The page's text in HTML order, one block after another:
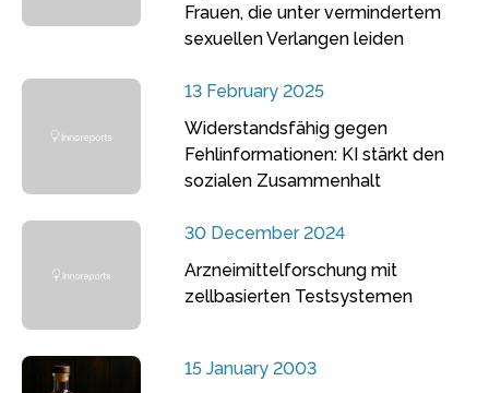
Frauen, die unter vermindertem
sexuellen Verlangen leiden
13 February 2025
Widerstandsfähig gegen
Fehlinformationen: KI stärkt den
sozialen Zusammenhalt
30 December 2024
Arzneimittelforschung mit
zellbasierten Testsystemen
15 January 2003